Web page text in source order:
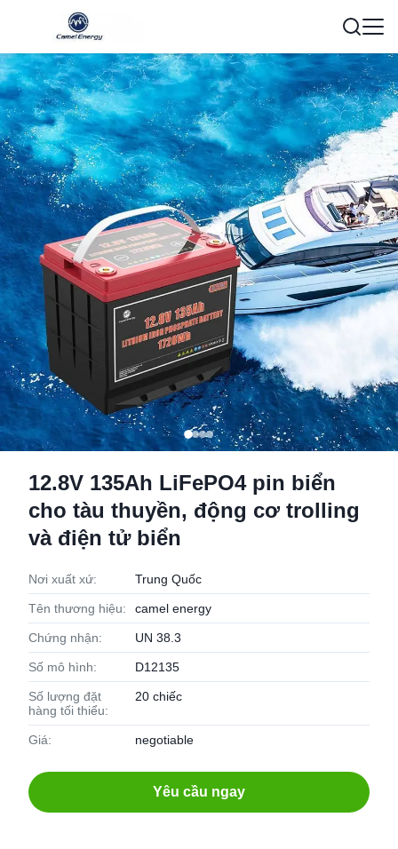
12.8V 135Ah LiFePO4 pin biển
cho tàu thuyền, động cơ trolling
và điện tử biển
Nơi xuất xứ: Trung Quốc
Tên thương hiệu: camel energy
Chứng nhận: UN 38.3
Số mô hình: D12135
Số lượng đặt
hàng tối thiểu:
20 chiếc
Giá: negotiable
Yêu cầu ngay